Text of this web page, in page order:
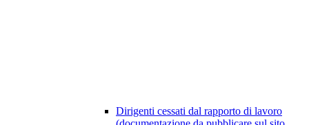
Dirigenti cessati dal rapporto di lavoro